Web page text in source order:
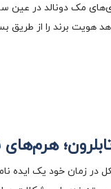
هویت برند را از
زمان خود یک ایده